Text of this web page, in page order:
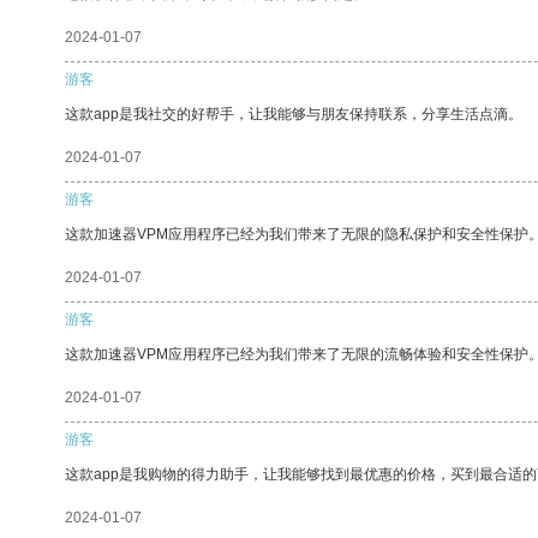
2024-01-07
游客
这款app是我社交的好帮手，让我能够与朋友保持联系，分享生活点滴。
2024-01-07
游客
这款加速器VPM应用程序已经为我们带来了无限的隐私保护和安全性保护。
2024-01-07
游客
这款加速器VPM应用程序已经为我们带来了无限的流畅体验和安全性保护。
2024-01-07
游客
这款app是我购物的得力助手，让我能够找到最优惠的价格，买到最合适的
2024-01-07